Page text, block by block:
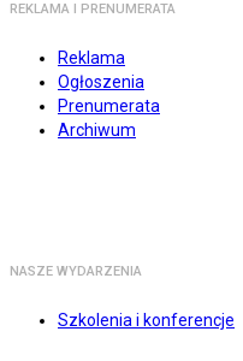
REKLAMA I PRENUMERATA
Reklama
Ogłoszenia
Prenumerata
Archiwum
NASZE WYDARZENIA
Szkolenia i konferencje